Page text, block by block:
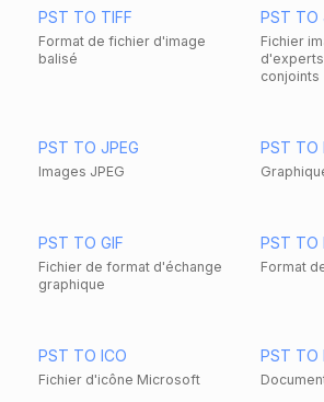
PST TO TIFF
Format de fichier d'image
balisé
PST TO
Fichier
conjoints
PST TO JPEG
Images JPEG
PST TO
PST TO GIF
Fichier de format d'échange
graphique
PST TO
Format
PST TO ICO
Fichier d'icône Microsoft
PST TO